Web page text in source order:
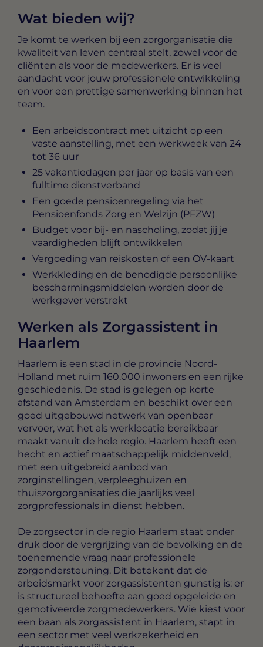
Wat bieden wij?
Je komt te werken bij een zorgorganisatie die
kwaliteit van leven centraal stelt, zowel voor de
cliënten als voor de medewerkers. Er is veel
aandacht voor jouw professionele ontwikkeling
en voor een prettige samenwerking binnen het
team.
Een arbeidscontract met uitzicht op een
vaste aanstelling, met een werkweek van 24
tot 36 uur
25 vakantiedagen per jaar op basis van een
fulltime dienstverband
Een goede pensioenregeling via het
Pensioenfonds Zorg en Welzijn (PFZW)
Budget voor bij- en nascholing, zodat jij je
vaardigheden blijft ontwikkelen
Vergoeding van reiskosten of een OV-kaart
Werkkleding en de benodigde persoonlijke
beschermingsmiddelen worden door de
werkgever verstrekt
Werken als Zorgassistent in
Haarlem
Haarlem is een stad in de provincie Noord-
Holland met ruim 160.000 inwoners en een rijke
geschiedenis. De stad is gelegen op korte
afstand van Amsterdam en beschikt over een
goed uitgebouwd netwerk van openbaar
vervoer, wat het als werklocatie bereikbaar
maakt vanuit de hele regio. Haarlem heeft een
hecht en actief maatschappelijk middenveld,
met een uitgebreid aanbod van
zorginstellingen, verpleeghuizen en
thuiszorgorganisaties die jaarlijks veel
zorgprofessionals in dienst hebben.
De zorgsector in de regio Haarlem staat onder
druk door de vergrijzing van de bevolking en de
toenemende vraag naar professionele
zorgondersteuning. Dit betekent dat de
arbeidsmarkt voor zorgassistenten gunstig is: er
is structureel behoefte aan goed opgeleide en
gemotiveerde zorgmedewerkers. Wie kiest voor
een baan als zorgassistent in Haarlem, stapt in
een sector met veel werkzekerheid en